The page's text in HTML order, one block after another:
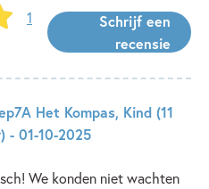
1
Schrijf een
recensie
Het Kompas, Kind (11
- 01-10-2025
We konden niet wachten